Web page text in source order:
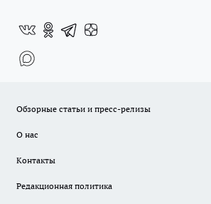
Обзорные статьи и пресс-релизы
О нас
Контакты
Редакционная политика